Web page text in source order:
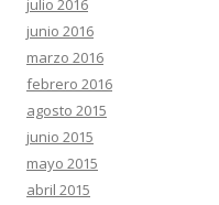
julio 2016
junio 2016
marzo 2016
febrero 2016
agosto 2015
junio 2015
mayo 2015
abril 2015